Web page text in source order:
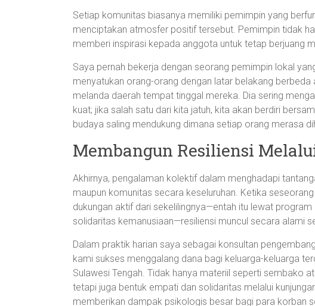
Setiap komunitas biasanya memiliki pemimpin yang
menciptakan atmosfer positif tersebut. Pemimpin tidak
memberi inspirasi kepada anggota untuk tetap berjuang
Saya pernah bekerja dengan seorang pemimpin lokal
menyatukan orang-orang dengan latar belakang
melanda daerah tempat tinggal mereka. Dia sering
kuat; jika salah satu dari kita jatuh, kita akan berdiri
budaya saling mendukung dimana setiap orang merasa
Membangun Resiliensi
Akhirnya, pengalaman kolektif dalam menghadapi
maupun komunitas secara keseluruhan. Ketika
dukungan aktif dari sekelilingnya—entah itu lewat
solidaritas kemanusiaan—resiliensi muncul secara alami
Dalam praktik harian saya sebagai konsultan
kami sukses menggalang dana bagi keluarga-keluarga
Sulawesi Tengah. Tidak hanya materiil seperti sembako
tetapi juga bentuk empati dan solidaritas melalui
memberikan dampak psikologis besar bagi para korban